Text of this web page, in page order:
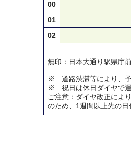
00
01
02
無印：日本大通り駅県庁
※ 道路渋滞等により、予
※ 祝日は休日ダイヤで運
ご注意：ダイヤ改正によ
のため、1週間以上先の日